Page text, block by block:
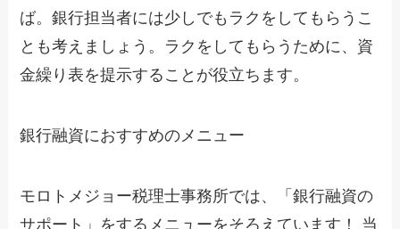
ば。銀行担当者には少しでもラクをしてもらうこ
とも考えましょう。ラクをしてもらうために、資
金繰り表を提示することが役立ちます。
銀行融資におすすめのメニュー
モロトメジョー税理士事務所では、「銀行融資の
サポート」をするメニューをそろえています！ 当